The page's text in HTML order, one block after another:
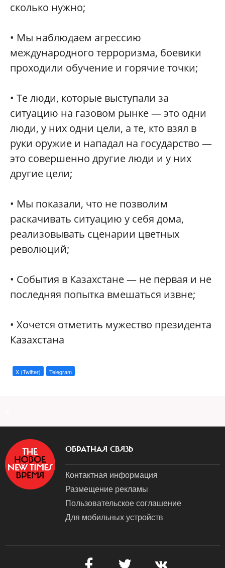
сколько нужно;
• Мы наблюдаем агрессию
международного терроризма, боевики
проходили обучение и горячие точки;
• Те люди, которые выступали за
ситуацию на газовом рынке — это одни
люди, у них одни цели, а те, кто взял в
руки оружие и нападал на государство —
это совершенно другие люди и у них
другие цели;
• Мы показали, что не позволим
раскачивать ситуацию у себя дома,
реализовывать сценарии цветных
революций;
• События в Казахстане — не первая и не
последняя попытка вмешаться извне;
• Хочется отметить мужество президента
Казахстана
X (Twitter) Telegram
ОБРАТНАЯ СВЯЗЬ
Контактная информация
Размещение рекламы
Пользовательское соглашение
Для мобильных устройств